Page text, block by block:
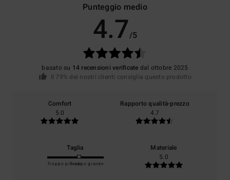
Punteggio medio
4.7/5
basato su 14 recensioni verificate dal ottobre 2025
Il 79% dei nostri clienti consiglia questo prodotto
Comfort
5.0
Rapporto qualità-prezzo
4.7
Taglia
Troppo piccoloTroppo grande
Materiale
5.0